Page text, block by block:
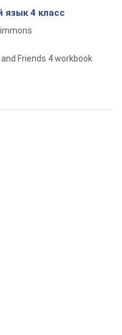
язык 4 класс
and Friends 4 workbook